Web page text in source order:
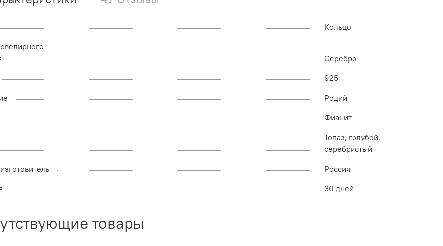
Кольцо
Серебро
925
Родий
Фианит
Топаз, голубой,
серебристый
Россия
30 дней
товары